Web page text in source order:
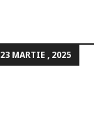
23 MARTIE , 2025